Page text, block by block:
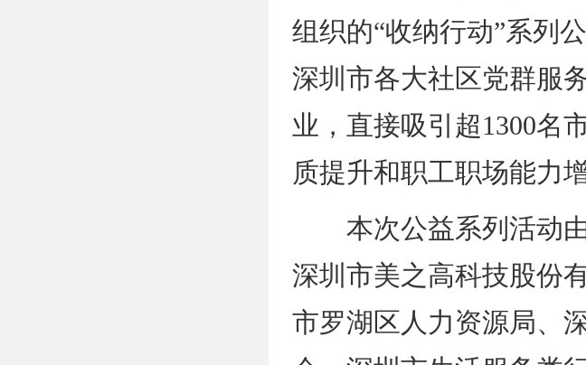
组织的“收纳行动”系列
深圳市各大社区党群服
业，直接吸引超1300名
质提升和职工职场能力
本次公益系列活动由
深圳市美之高科技股份
市罗湖区人力资源局、